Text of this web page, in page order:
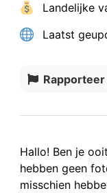
Landelijke
Laatst
Hallo! Ben je
hebbengeen
misschien